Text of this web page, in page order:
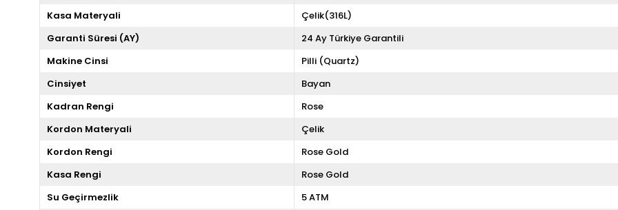
Kasa Materyali
Çelik(316L)
Garanti Süresi (AY)
24 Ay Türkiye Garantili
Makine Cinsi
Pilli (Quartz)
Cinsiyet
Bayan
Kadran Rengi
Rose
Kordon Materyali
Çelik
Kordon Rengi
Rose Gold
Kasa Rengi
Rose Gold
Su Geçirmezlik
5 ATM